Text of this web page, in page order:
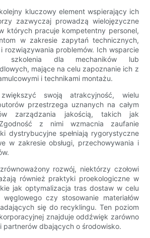
kluczowy element wspierający ich
zazwyczaj prowadzą wielojęzyczne
których pracuje kompetentny personel,
w zakresie zapytań technicznych,
rozwiązywania problemów. Ich wsparcie
szkolenia dla mechaników lub
mające na celu zapoznanie ich z
i technikami montażu.
swoją atrakcyjność, wielu
przestrzega uznanych na całym
zarządzania jakością, takich jak
z nimi wzmacnia zaufanie
dystrybucyjne spełniają rygorystyczne
w zakresie obsługi, przechowywania i
rozwój, niektórzy czołowi
również praktyki proekologiczne w
jak optymalizacja tras dostaw w celu
węglowego czy stosowanie materiałów
się do recyklingu. Ten poziom
znajduje oddźwięk zarówno
partnerów dbających o środowisko.